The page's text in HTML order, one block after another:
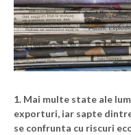
1. Mai multe state ale
exporturi, iar sapte
se confrunta cu riscuri